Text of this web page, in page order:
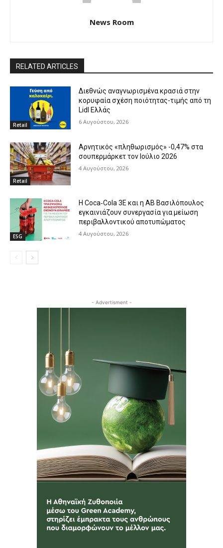
News Room
RELATED ARTICLES
Retail
Διεθνώς αναγνωρισμένα κρασιά στην
κορυφαία σχέση ποιότητας-τιμής από τη
Lidl Ελλάς
6 Αυγούστου, 2026
Retail
Αρνητικός «πληθωρισμός» -0,47% στα
σουπερμάρκετ τον Ιούλιο 2026
4 Αυγούστου, 2026
ESG
Η Coca‑Cola 3E και η ΑΒ Βασιλόπουλος
εγκαινιάζουν συνεργασία για μείωση
περιβαλλοντικού αποτυπώματος
4 Αυγούστου, 2026
- Advertisment -